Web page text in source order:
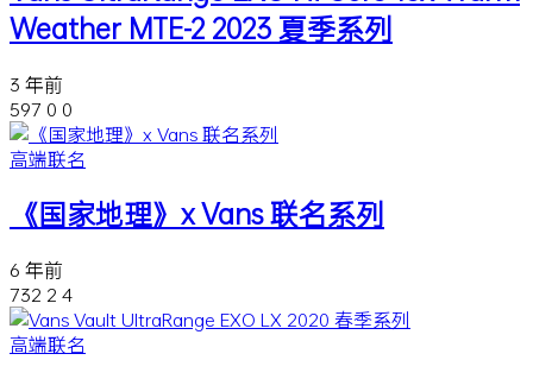
Weather MTE-2 2023 夏季系列
3 年前
597 0 0
高端联名
《国家地理》x Vans 联名系列
6 年前
732 2 4
高端联名